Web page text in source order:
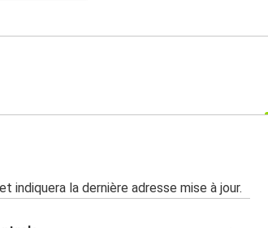
indiquera la dernière adresse mise à jour.